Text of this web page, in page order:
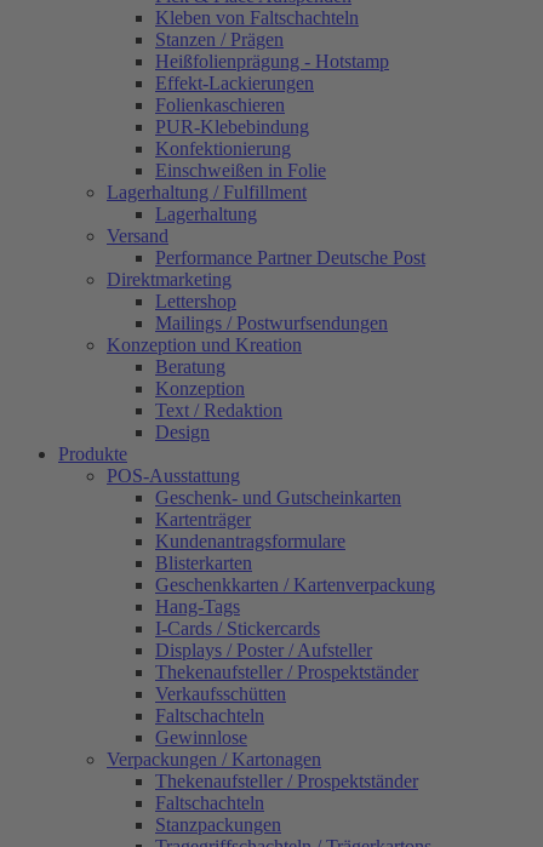
Kleben von Faltschachteln
Stanzen / Prägen
Heißfolienprägung - Hotstamp
Effekt-Lackierungen
Folienkaschieren
PUR-Klebebindung
Konfektionierung
Einschweißen in Folie
Lagerhaltung / Fulfillment
Lagerhaltung
Versand
Performance Partner Deutsche Post
Direktmarketing
Lettershop
Mailings / Postwurfsendungen
Konzeption und Kreation
Beratung
Konzeption
Text / Redaktion
Design
Produkte
POS-Ausstattung
Geschenk- und Gutscheinkarten
Kartenträger
Kundenantragsformulare
Blisterkarten
Geschenkkarten / Kartenverpackung
Hang-Tags
I-Cards / Stickercards
Displays / Poster / Aufsteller
Thekenaufsteller / Prospektständer
Verkaufsschütten
Faltschachteln
Gewinnlose
Verpackungen / Kartonagen
Thekenaufsteller / Prospektständer
Faltschachteln
Stanzpackungen